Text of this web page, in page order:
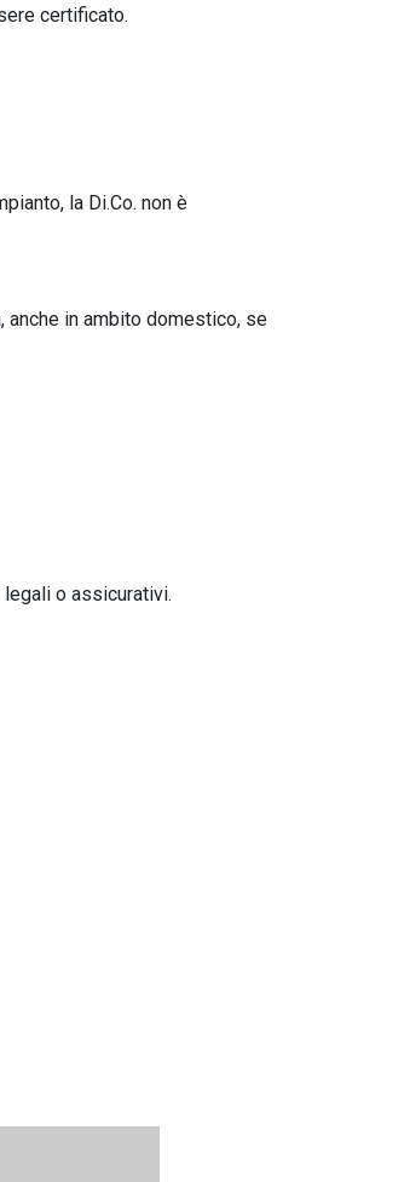
certificato.
la Di.Co. non è
in ambito domestico, se
o assicurativi.